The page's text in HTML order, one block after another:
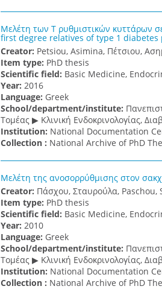
Μελέτη των Τ ρυθμιστικών κυττάρων
first degree relatives of type 1 diabetes
Creator: Petsiou, Asimina, Πέτσιου,
Item type: PhD thesis
Scientific field: Basic Medicine,
Υear: 2016
Language: Greek
School/department/institute:
Τομέας ▶ Κλινική Ενδοκρινολογίας,
Institution: National Documentation
Collection : National Archive of PhD
Μελέτη της ανοσορρύθμισης στον
Creator: Πάσχου, Σταυρούλα, Paschou,
Item type: PhD thesis
Scientific field: Basic Medicine,
Υear: 2010
Language: Greek
School/department/institute:
Τομέας ▶ Κλινική Ενδοκρινολογίας,
Institution: National Documentation
Collection : National Archive of PhD